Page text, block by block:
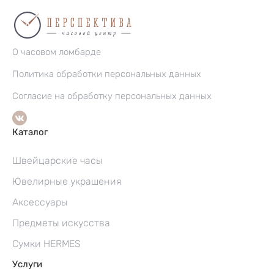
О часовом ломбарде
Политика обработки персональных данных
Согласие на обработку персональных данных
Каталог
Швейцарские часы
Ювелирные украшения
Аксессуары
Предметы искусства
Сумки HERMES
Услуги